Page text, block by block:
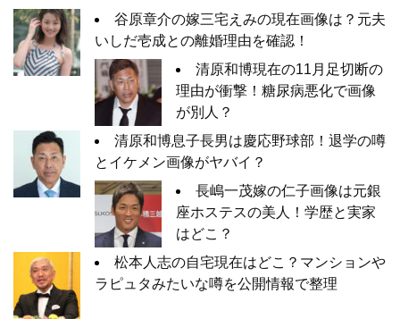
谷原章介の嫁三宅えみの現在画像は？元夫
いしだ壱成との離婚理由を確認！
清原和博現在の11月足切断の
理由が衝撃！糖尿病悪化で画像
が別人？
清原和博息子長男は慶応野球部！退学の噂
とイケメン画像がヤバイ？
長嶋一茂嫁の仁子画像は元銀
座ホステスの美人！学歴と実家
はどこ？
松本人志の自宅現在はどこ？マンションや
ラピュタみたいな噂を公開情報で整理